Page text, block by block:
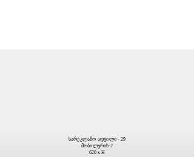
სარეკლამო ადგილი - 29
მობილურის-2
620 x H